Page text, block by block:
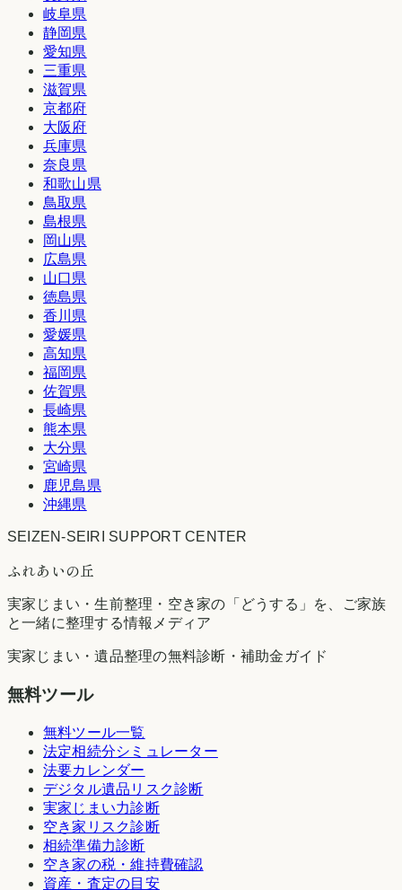
岐阜県
静岡県
愛知県
三重県
滋賀県
京都府
大阪府
兵庫県
奈良県
和歌山県
鳥取県
島根県
岡山県
広島県
山口県
徳島県
香川県
愛媛県
高知県
福岡県
佐賀県
長崎県
熊本県
大分県
宮崎県
鹿児島県
沖縄県
SEIZEN-SEIRI SUPPORT CENTER
ふれあいの丘
実家じまい・生前整理・空き家の「どうする」を、ご家族
と一緒に整理する情報メディア
実家じまい・遺品整理の無料診断・補助金ガイド
無料ツール
無料ツール一覧
法定相続分シミュレーター
法要カレンダー
デジタル遺品リスク診断
実家じまい力診断
空き家リスク診断
相続準備力診断
空き家の税・維持費確認
資産・査定の目安